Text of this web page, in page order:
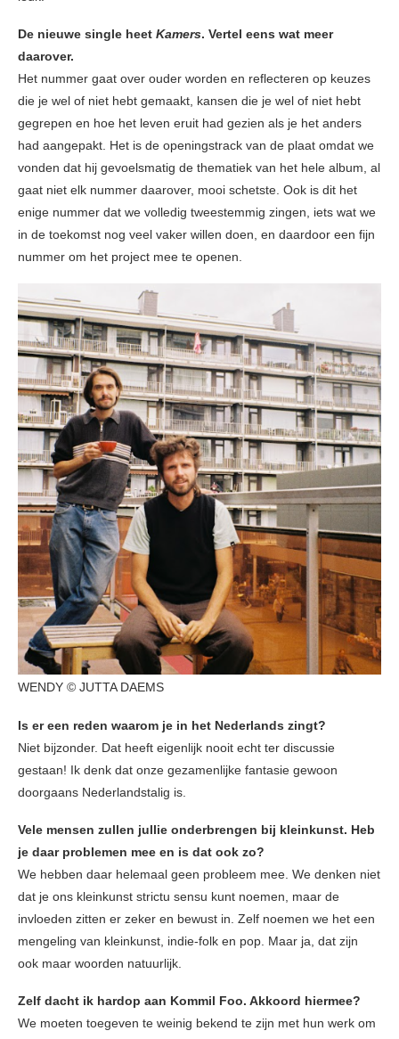
De nieuwe single heet Kamers. Vertel eens wat meer
daarover.
Het nummer gaat over ouder worden en reflecteren op keuzes
die je wel of niet hebt gemaakt, kansen die je wel of niet hebt
gegrepen en hoe het leven eruit had gezien als je het anders
had aangepakt. Het is de openingstrack van de plaat omdat we
vonden dat hij gevoelsmatig de thematiek van het hele album, al
gaat niet elk nummer daarover, mooi schetste. Ook is dit het
enige nummer dat we volledig tweestemmig zingen, iets wat we
in de toekomst nog veel vaker willen doen, en daardoor een fijn
nummer om het project mee te openen.
WENDY © JUTTA DAEMS
Is er een reden waarom je in het Nederlands zingt?
Niet bijzonder. Dat heeft eigenlijk nooit echt ter discussie
gestaan! Ik denk dat onze gezamenlijke fantasie gewoon
doorgaans Nederlandstalig is.
Vele mensen zullen jullie onderbrengen bij kleinkunst. Heb
je daar problemen mee en is dat ook zo?
We hebben daar helemaal geen probleem mee. We denken niet
dat je ons kleinkunst strictu sensu kunt noemen, maar de
invloeden zitten er zeker en bewust in. Zelf noemen we het een
mengeling van kleinkunst, indie-folk en pop. Maar ja, dat zijn
ook maar woorden natuurlijk.
Zelf dacht ik hardop aan Kommil Foo. Akkoord hiermee?
We moeten toegeven te weinig bekend te zijn met hun werk om